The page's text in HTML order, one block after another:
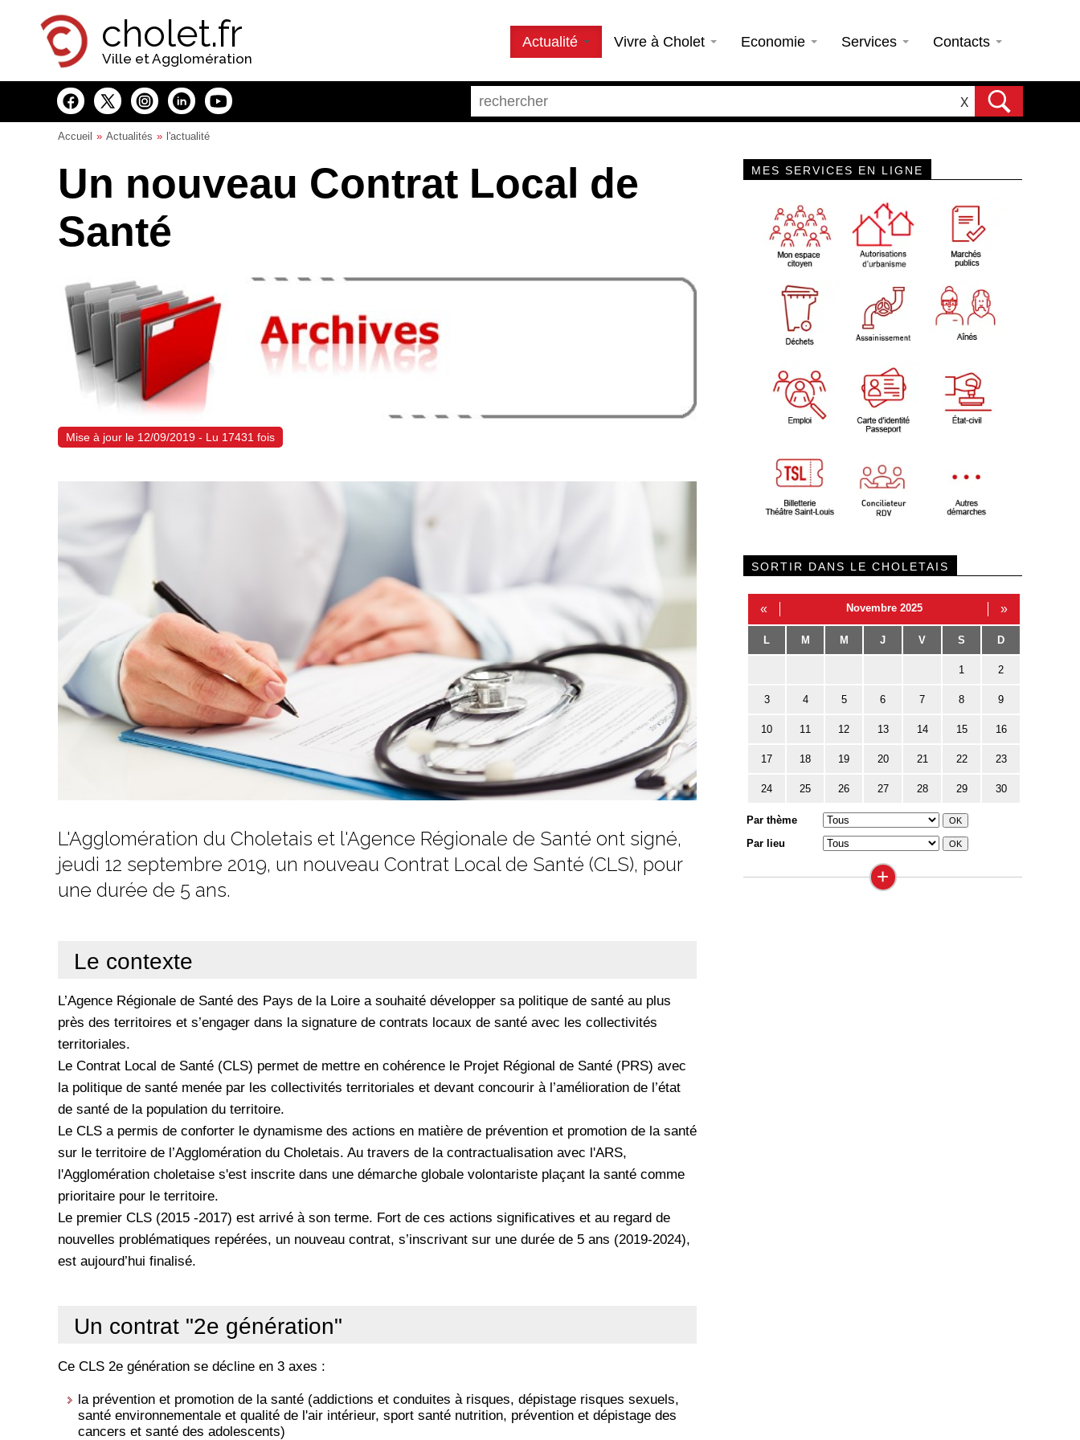
cholet.fr
Ville et Agglomération
Actualité Vivre à Cholet Economie Services Contacts
X
Accueil Actualités l'actualité
Un nouveau Contrat Local de
Santé
Mise à jour le 12/09/2019 - Lu 17431 fois
L'Agglomération du Choletais et l'Agence Régionale de Santé ont signé,
jeudi 12 septembre 2019, un nouveau Contrat Local de Santé (CLS), pour
une durée de 5 ans.
Le contexte
L’Agence Régionale de Santé des Pays de la Loire a souhaité développer sa politique de santé au plus
près des territoires et s’engager dans la signature de contrats locaux de santé avec les collectivités
territoriales.
Le Contrat Local de Santé (CLS) permet de mettre en cohérence le Projet Régional de Santé (PRS) avec
la politique de santé menée par les collectivités territoriales et devant concourir à l’amélioration de l’état
de santé de la population du territoire.
Le CLS a permis de conforter le dynamisme des actions en matière de prévention et promotion de la santé
sur le territoire de l’Agglomération du Choletais. Au travers de la contractualisation avec l'ARS,
l'Agglomération choletaise s'est inscrite dans une démarche globale volontariste plaçant la santé comme
prioritaire pour le territoire.
Le premier CLS (2015 -2017) est arrivé à son terme. Fort de ces actions significatives et au regard de
nouvelles problématiques repérées, un nouveau contrat, s’inscrivant sur une durée de 5 ans (2019-2024),
est aujourd’hui finalisé.
Un contrat "2e génération"
Ce CLS 2e génération se décline en 3 axes :
la prévention et promotion de la santé (addictions et conduites à risques, dépistage risques sexuels,
santé environnementale et qualité de l'air intérieur, sport santé nutrition, prévention et dépistage des
cancers et santé des adolescents)
MES SERVICES EN LIGNE
SORTIR DANS LE CHOLETAIS
« Novembre 2025 »
L M M J V S D
1 2
3 4 5 6 7 8 9
10 11 12 13 14 15 16
17 18 19 20 21 22 23
24 25 26 27 28 29 30
Par thème
Par lieu
+